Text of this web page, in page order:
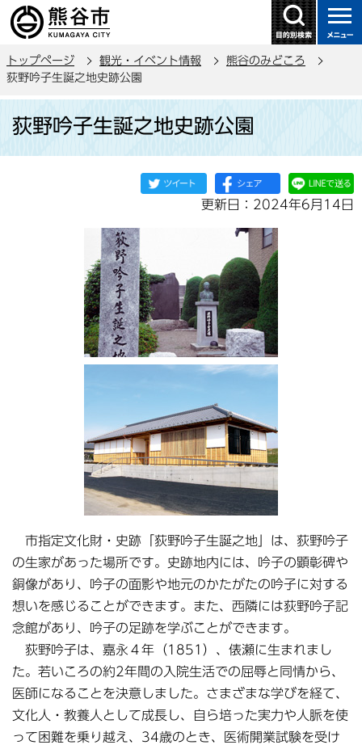
の
ー
トップページ 観光・イベント情報
熊谷のみどころ
荻野吟子生誕之地史跡公園
荻野吟子生誕之地史跡公園
更新日：2024年6月14日
市指定文化財・史跡「荻野吟子生誕之地」は、荻野吟子
の生家があった場所です。史跡地内には、吟子の顕彰碑や
銅像があり、吟子の面影や地元のかたがたの吟子に対する
想いを感じることができます。また、西隣には荻野吟子記
念館があり、吟子の足跡を学ぶことができます。
荻野吟子は、嘉永４年（1851）、俵瀬に生まれまし
た。若いころの約2年間の入院生活での屈辱と同情から、
医師になることを決意しました。さまざまな学びを経て、
文化人・教養人として成長し、自ら培った実力や人脈を使
って困難を乗り越え、34歳のとき、医術開業試験を受け